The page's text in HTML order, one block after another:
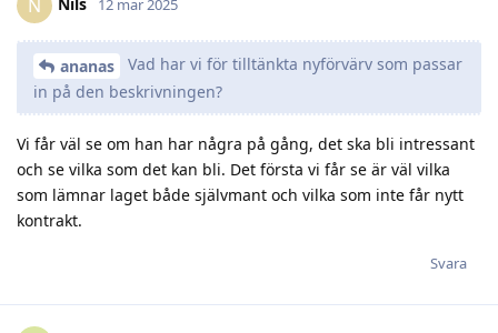
N Nils 12 mar 2025
ananas
Vad har vi för tilltänkta nyförvärv som passar
in på den beskrivningen?
Vi får väl se om han har några på gång, det ska bli intressant
och se vilka som det kan bli. Det första vi får se är väl vilka
som lämnar laget både självmant och vilka som inte får nytt
kontrakt.
Svara